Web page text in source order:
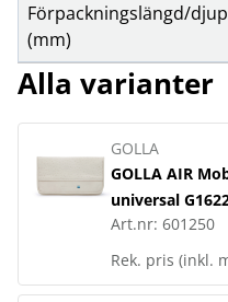
Förpackningslängd/djup
(mm)
Alla varianter
GOLLA
GOLLA AIR
universal
Art.nr: 601250
Rek. pris (inkl.